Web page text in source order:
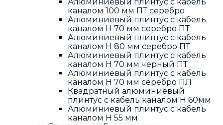
каналом 100 мм ПТ серебро
Алюминиевый плинтус с кабель
каналом H 70 мм серебро ПТ
Алюминиевый плинтус с кабель
каналом H 80 мм серебро ПТ
Алюминиевый плинтус с кабель
каналом H 70 мм черный ПТ
Алюминиевый плинтус с кабель
каналом H 70 мм серебро ПЛ
Квадратный алюминиевый
плинтус с кабель каналом H 60мм
Алюминиевый плинтус с кабель
каналом H 55 мм